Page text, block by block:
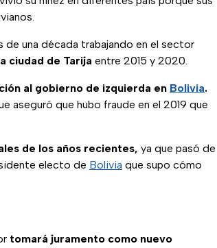
de una década trabajando en el sector
ciudad de Tarija entre 2015 y 2020.
al gobierno de izquierda en Bolivia.
aseguró que hubo fraude en el 2019 que
de los años recientes, ya que pasó de
electo de Bolivia que supo cómo
tomará juramento como nuevo